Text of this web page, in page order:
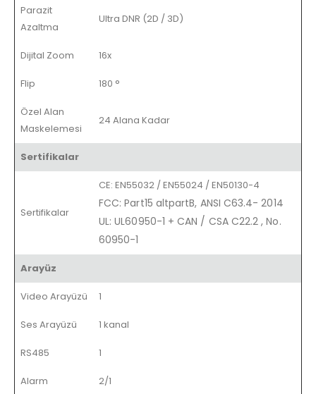
Parazit
Azaltma
Ultra DNR (2D / 3D)
Dijital Zoom 16x
Flip 180 °
Özel Alan
Maskelemesi
24 Alana Kadar
Sertifikalar
Sertifikalar
CE: EN55032 / EN55024 / EN50130-4
FCC: Part15 altpartB, ANSI C63.4- 2014
UL: UL60950-1 + CAN / CSA C22.2,No.
60950-1
Arayüz
Video Arayüzü 1
Ses Arayüzü 1 kanal
RS485 1
Alarm 2/1